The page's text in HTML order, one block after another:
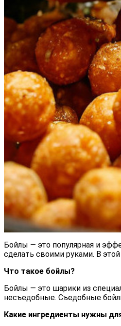
Бойлы — это популярная и
сделать своими руками. В
Что такое бойлы?
Бойлы — это шарики из
несъедобные. Съедобные
Какие ингредиенты нужны